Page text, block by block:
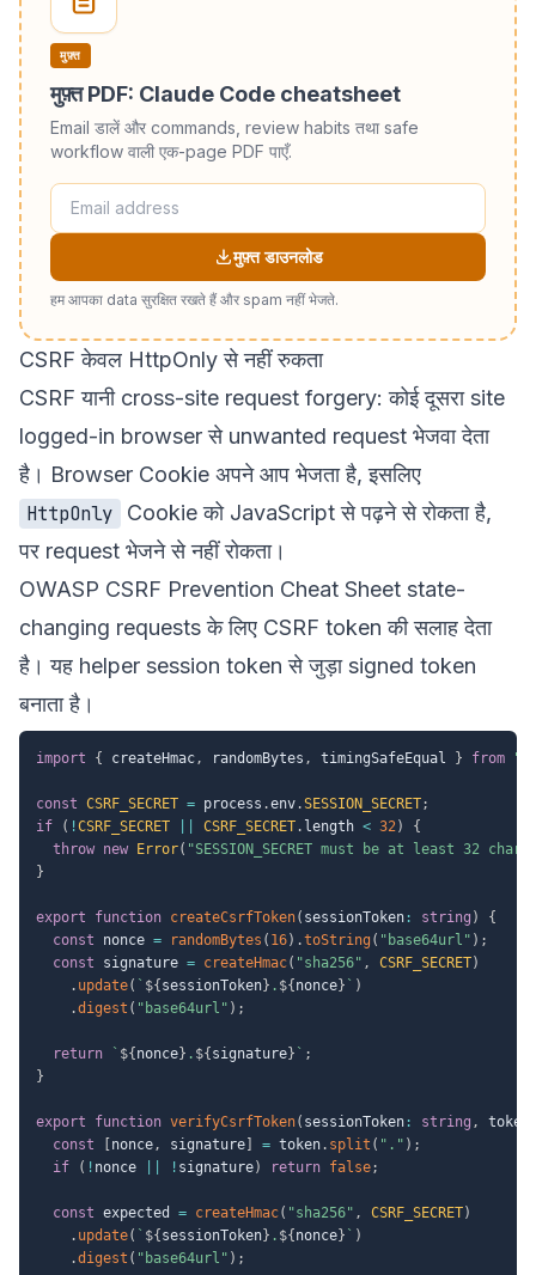
मुफ़्त
मुफ़्त PDF: Claude Code cheatsheet
Email डालें और commands, review habits तथा safe
workflow वाली एक-page PDF पाएँ.
मुफ़्त डाउनलोड
हम आपका data सुरक्षित रखते हैं और spam नहीं भेजते.
CSRF केवल HttpOnly से नहीं रुकता
CSRF यानी cross-site request forgery: कोई दूसरा site
logged-in browser से unwanted request भेजवा देता
है। Browser Cookie अपने आप भेजता है, इसलिए
HttpOnly
Cookie को JavaScript से पढ़ने से रोकता है,
पर request भेजने से नहीं रोकता।
OWASP CSRF Prevention Cheat Sheet state-
changing requests के लिए CSRF token की सलाह देता
है। यह helper session token से जुड़ा signed token
बनाता है।
import { createHmac, randomBytes , timingSafeEqual } from
const CSRF_SECRET = process .env.SESSION_SECRET;
if
( !CSRF_SECRET CSRF_SECRET. length < 32)
{
throw new Error( "SESSION_SECRET must be at least 32
}
export function createCsrfToken( sessionToken : string )
{
const nonce = randomBytes ( 16) .toString ( "base64url" ) ;
const signature = createHmac( "sha256" , CSRF_SECRET)
. update( ` ${ sessionToken} . ${ nonce} ` )
.digest ( "base64url" ) ;
return ` ${ nonce} . ${ signature} ` ;
}
export function verifyCsrfToken( sessionToken : string , token
const
nonce, signature = token. split ( "." ) ;
if
( ! nonce ! signature) return false;
const expected = createHmac( "sha256" , CSRF_SECRET)
. update( ` ${ sessionToken} . ${ nonce} ` )
.digest ( "base64url" ) ;